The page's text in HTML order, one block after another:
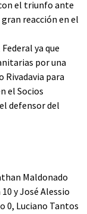
el triunfo ante
reacción en el
ya que
por una
Rivadavia para
el Socios
defensor del
Maldonado
y José Alessio
0, Luciano Tantos